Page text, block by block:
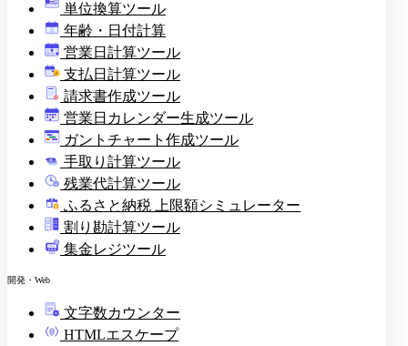
単位換算ツール
年齢・日付計算
営業日計算ツール
¥ 支払日計算ツール
印
請求書作成ツール
営業日カレンダー生成ツール
ガントチャート作成ツール
手取り計算ツール
残業代計算ツール
ふるさと納税 上限額シミュレーター
割り勘計算ツール
集金レジツール
開発・Web
文字数カウンター
HTMLエスケープ